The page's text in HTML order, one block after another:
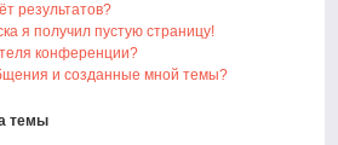
результатов?
я получил пустую страницу!
конференции?
и созданные мной темы?
темы